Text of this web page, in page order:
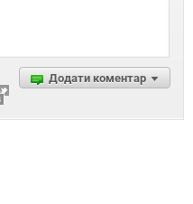
Додати коментар